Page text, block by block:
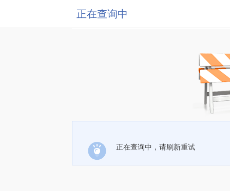
正在查询中
正在查询中，请刷新重试